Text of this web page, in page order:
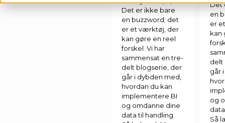
Det er ikke bare
en buzzword; det
er et værktøj, der
kan gøre en reel
forskel. Vi har
sammensat en tre-
delt blogserie, der
går i dybden med,
hvordan du kan
implementere BI
og omdanne dine
data til handling.
Det
en
er
kan
delt
går
og
Så